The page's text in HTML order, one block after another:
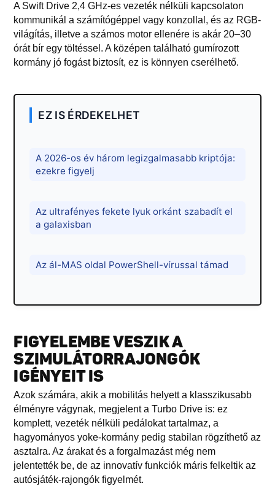
A Swift Drive 2,4 GHz-es vezeték nélküli kapcsolaton
kommunikál a számítógéppel vagy konzollal, és az RGB-
világítás, illetve a számos motor ellenére is akár 20–30
órát bír egy töltéssel. A középen található gumírozott
kormány jó fogást biztosít, ez is könnyen cserélhető.
EZ IS ÉRDEKELHET
A 2026-os év három legizgalmasabb kriptója:
ezekre figyelj
Az ultrafényes fekete lyuk orkánt szabadít el
a galaxisban
Az ál-MAS oldal PowerShell-vírussal támad
FIGYELEMBE VESZIK A
SZIMULÁTORRAJONGÓK
IGÉNYEIT IS
Azok számára, akik a mobilitás helyett a klasszikusabb
élményre vágynak, megjelent a Turbo Drive is: ez
komplett, vezeték nélküli pedálokat tartalmaz, a
hagyományos yoke-kormány pedig stabilan rögzíthető az
asztalra. Az árakat és a forgalmazást még nem
jelentették be, de az innovatív funkciók máris felkeltik az
autósjáték-rajongók figyelmét.